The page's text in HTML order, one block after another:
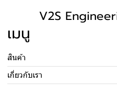
V2S
เมนู
สินค้า
เกี่ยวกับเรา